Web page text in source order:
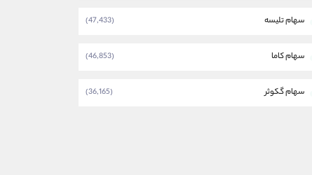
سهام تلیسه (47,433)
سهام کاما (46,853)
سهام گکوثر (36,165)